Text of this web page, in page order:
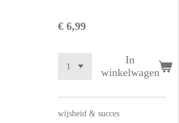
€ 6,99
In
winkelwagen
wijsheid & succes